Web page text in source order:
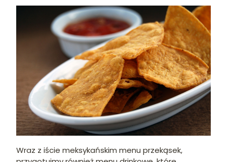
Wraz z iście meksykańskim menu przekąsek,